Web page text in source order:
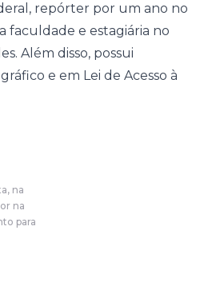
repórter por um ano no
faculdade e estagiária no
Além disso, possui
e em Lei de Acesso à
na
na
para